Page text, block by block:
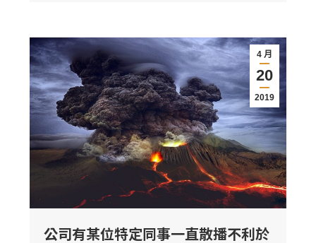
4 月
20
2019
公司有某位特定同事一直散播不利於